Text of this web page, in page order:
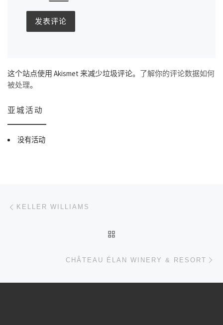
这个站点使用 Akismet 来减少垃圾评论。 了解你的评论数据如何
被处理。
亚城活动
没有活动
文章导航
KELLER WILLIAMS
CHÂTEAU ÉLAN WINERY & RESORT